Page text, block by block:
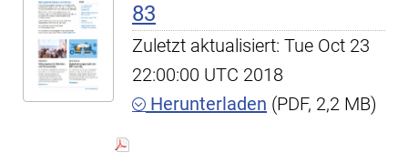
83
Zuletzt aktualisiert: Tue Oct 23
22:00:00 UTC 2018
Herunterladen (PDF, 2,2 MB)